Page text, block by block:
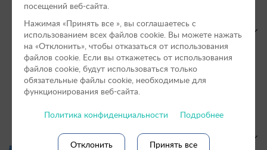
Ортопедия и
травматология
Травматология отвечает за изучение
влияния на организм животного
различных травмирующих воздействий,
Офтальмология
посещений веб-сайта.
Нажимая «Принять вce », вы соглашаетесь с
использованием всех файлов cookie. Вы можете нажать
на «Отклонить», чтобы отказаться от использования
файлов сookie. Если вы откажетесь от использования
файлов cookie, будут использоваться только
обязательные файлы cookie, необходимые для
функционирования веб-сайта.
Политика конфиденциальности Подробнее
Отклонить Принять все